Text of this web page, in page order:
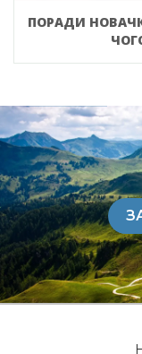
ПОРАДИ